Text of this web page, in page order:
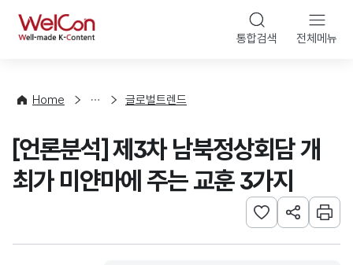
WelCon 통합검색 전체메뉴
Home
향
계
글로벌트렌드
[언론분석] 제3차 남북정상회담 개
최가 미얀마에 주는 교훈 3가지
관심사 등록하기
URL 공유하
인쇄